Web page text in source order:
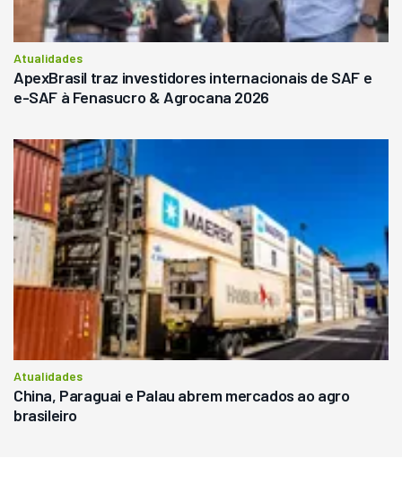
Atualidades
ApexBrasil traz investidores internacionais de SAF e
e-SAF à Fenasucro & Agrocana 2026
Atualidades
China, Paraguai e Palau abrem mercados ao agro
brasileiro